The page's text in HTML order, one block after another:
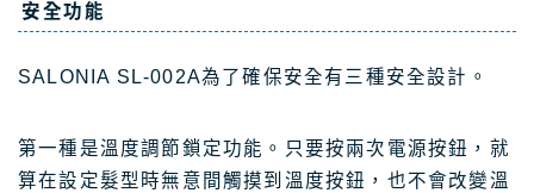
安全功能
SALONIA SL-002A為了確保安全有三種安全設計。
第一種是溫度調節鎖定功能。只要按兩次電源按鈕，就
算在設定髮型時無意間觸摸到溫度按鈕，也不會改變溫